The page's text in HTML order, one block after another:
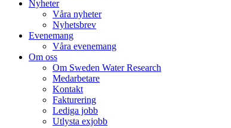
Nyheter
Våra nyheter
Nyhetsbrev
Evenemang
Våra evenemang
Om oss
Om Sweden Water Research
Medarbetare
Kontakt
Fakturering
Lediga jobb
Utlysta exjobb